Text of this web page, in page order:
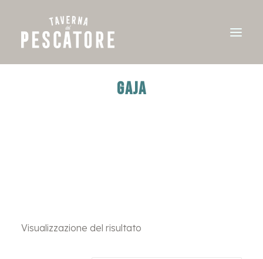
GAJA
Visualizzazione del risultato